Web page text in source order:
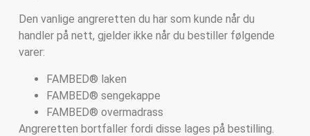
Den vanlige angreretten du har som kunde når du
handler på nett, gjelder ikke når du bestiller følgende
varer:
FAMBED® laken
FAMBED® sengekappe
FAMBED® overmadrass
Angreretten bortfaller fordi disse lages på bestilling.